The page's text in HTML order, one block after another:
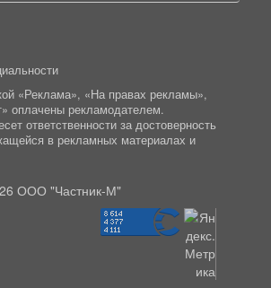
«Реклама», «На правах рекламы»,
оплачены рекламодателем.
ответственности за достоверность
в рекламных материалах и
ООО "Частник-М"